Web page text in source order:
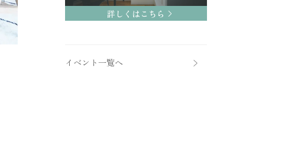
詳しくはこちら
イベント一覧へ